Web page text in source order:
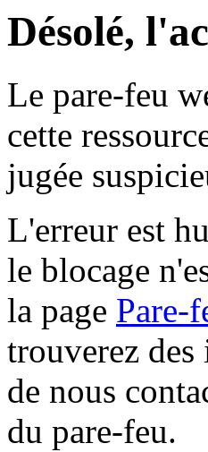
Désolé,
Le pare-feu
cette
jugée
L'erreur est
le blocage
la page Pare-
trouverez
de nous
du pare-feu.